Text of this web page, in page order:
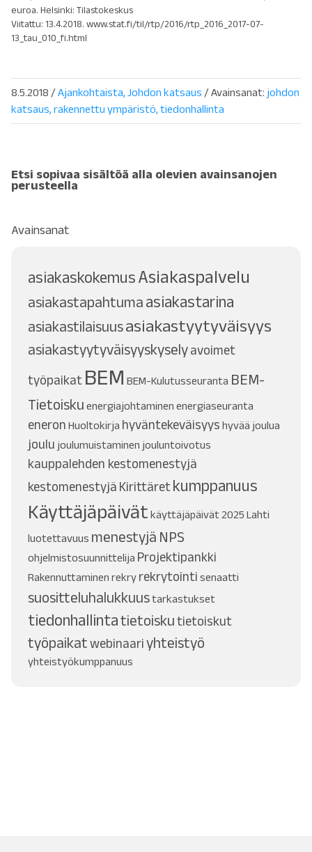
euroa. Helsinki: Tilastokeskus
Viitattu: 13.4.2018. www.stat.fi/til/rtp/2016/rtp_2016_2017-07-
13_tau_010_fi.html
8.5.2018 /Ajankohtaista Johdon katsaus / Avainsanat: johdon
katsaus rakennettu ympäristö tiedonhallinta
Etsi sopivaa sisältöä alla olevien avainsanojen
perusteella
Avainsanat
asiakaskokemusAsiakaspalvelu
asiakastapahtuma asiakastarina
asiakastilaisuusasiakastyytyväisyys
asiakastyytyväisyyskyselyavoimet
työpaikat BEM BEM-Kulutusseuranta BEM-
Tietoisku energiajohtaminen energiaseuranta
eneron Huoltokirja hyväntekeväisyys hyvää joulua
joulu joulumuistaminen jouluntoivotus
kauppalehden kestomenestyjä
kestomenestyjä Kirittäretkumppanuus
Käyttäjäpäivät käyttäjäpäivät 2025 Lahti
luotettavuus menestyjä NPS
ohjelmistosuunnittelija Projektipankki
Rakennuttaminen rekry rekrytointi senaatti
suositteluhalukkuustarkastukset
tiedonhallintatietoiskutietoiskut
työpaikatwebinaariyhteistyö
yhteistyökumppanuus